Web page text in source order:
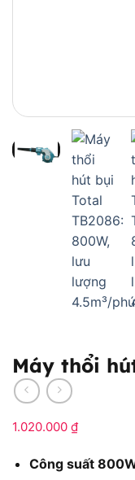
Máy thổi
1.020.000 ₫
Công suất